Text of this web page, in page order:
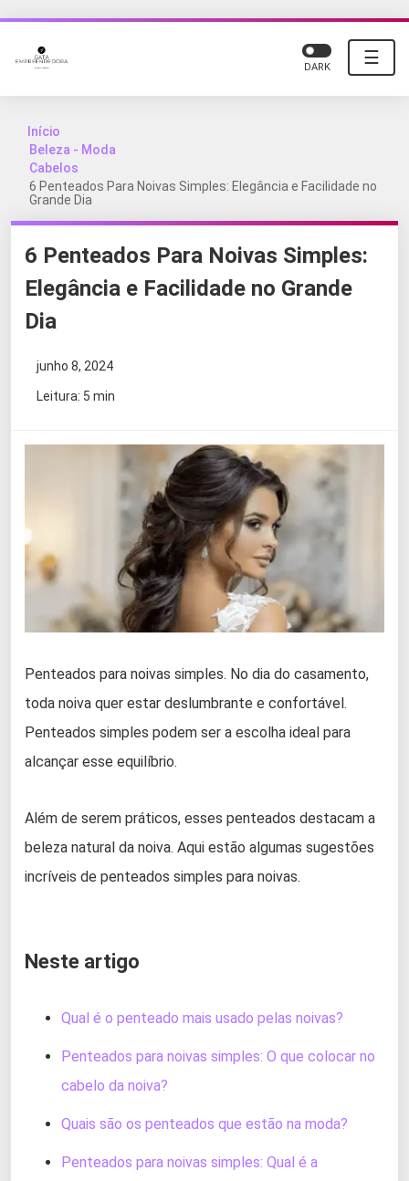
☰
DARK
Início
Beleza - Moda
Cabelos
6 Penteados Para Noivas Simples: Elegância e Facilidade no
Grande Dia
6 Penteados Para Noivas Simples:
Elegância e Facilidade no Grande
Dia
junho 8, 2024
Leitura: 5 min
Penteados para noivas simples. No dia do casamento,
toda noiva quer estar deslumbrante e confortável.
Penteados simples podem ser a escolha ideal para
alcançar esse equilíbrio.
Além de serem práticos, esses penteados destacam a
beleza natural da noiva. Aqui estão algumas sugestões
incríveis de penteados simples para noivas.
Neste artigo
Qual é o penteado mais usado pelas noivas?
Penteados para noivas simples: O que colocar no
cabelo da noiva?
Quais são os penteados que estão na moda?
Penteados para noivas simples: Qual é a